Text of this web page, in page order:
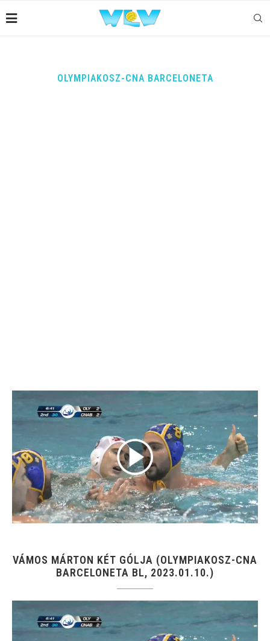
OLYMPIAKOSZ-CNA BARCELONETA
VÁMOS MÁRTON KÉT GÓLJA (OLYMPIAKOSZ-CNA
BARCELONETA BL, 2023.01.10.)